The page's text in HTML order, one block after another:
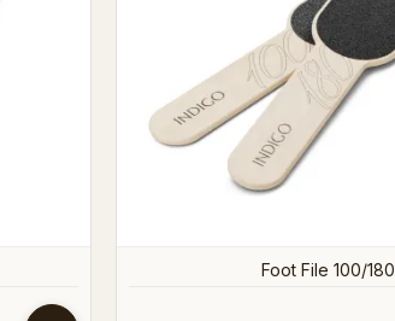
Foot File 100/180